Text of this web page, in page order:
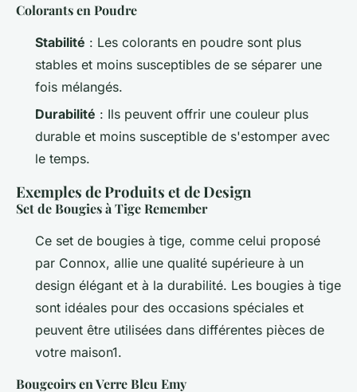
Colorants en Poudre
Stabilité : Les colorants en poudre sont plus
stables et moins susceptibles de se séparer une
fois mélangés.
Durabilité : Ils peuvent offrir une couleur plus
durable et moins susceptible de s'estomper avec
le temps.
Exemples de Produits et de Design
Set de Bougies à Tige Remember
Ce set de bougies à tige, comme celui proposé
par Connox, allie une qualité supérieure à un
design élégant et à la durabilité. Les bougies à tige
sont idéales pour des occasions spéciales et
peuvent être utilisées dans différentes pièces de
votre maison1.
Bougeoirs en Verre Bleu Emy